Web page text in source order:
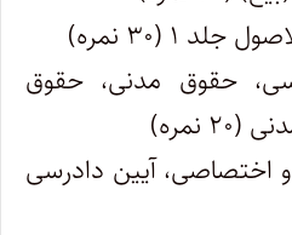
۱ (۳۰ نمره)
حقوق مدنی، حقوق
نمره)
اختصاصی، آیین دادرسی